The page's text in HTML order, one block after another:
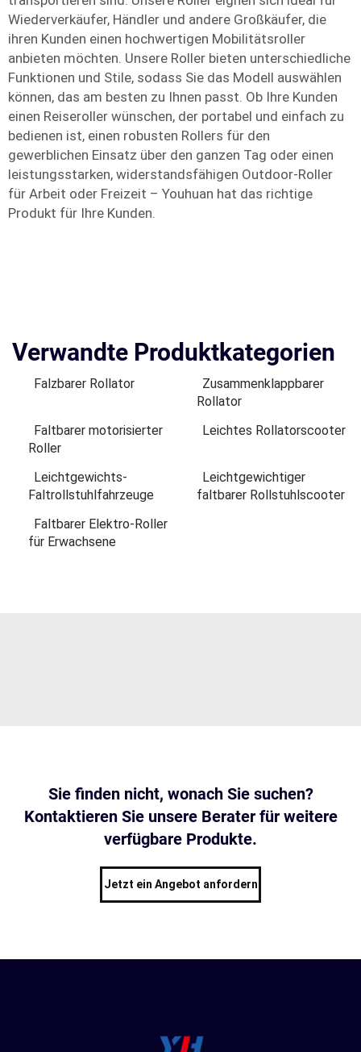
Wiederverkäufer, Händler und andere Großkäufer, die
ihren Kunden einen hochwertigen Mobilitätsroller
anbieten möchten. Unsere Roller bieten unterschiedliche
Funktionen und Stile, sodass Sie das Modell auswählen
können, das am besten zu Ihnen passt. Ob Ihre Kunden
einen Reiseroller wünschen, der portabel und einfach zu
bedienen ist, einen robusten Rollers für den
gewerblichen Einsatz über den ganzen Tag oder einen
leistungsstarken, widerstandsfähigen Outdoor-Roller
für Arbeit oder Freizeit – Youhuan hat das richtige
Produkt für Ihre Kunden.
Verwandte Produktkategorien
Falzbarer Rollator
Zusammenklappbarer
Rollator
Faltbarer motorisierter
Roller
Leichtes Rollatorscooter
Leichtgewichts-
Faltrollstuhlfahrzeuge
Leichtgewichtiger
faltbarer Rollstuhlscooter
Faltbarer Elektro-Roller
für Erwachsene
Sie finden nicht, wonach Sie suchen?
Kontaktieren Sie unsere Berater für weitere
verfügbare Produkte.
Jetzt ein Angebot anfordern